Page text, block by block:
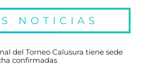
NOTICIAS
del Torneo Calusura tiene sede
confirmadas